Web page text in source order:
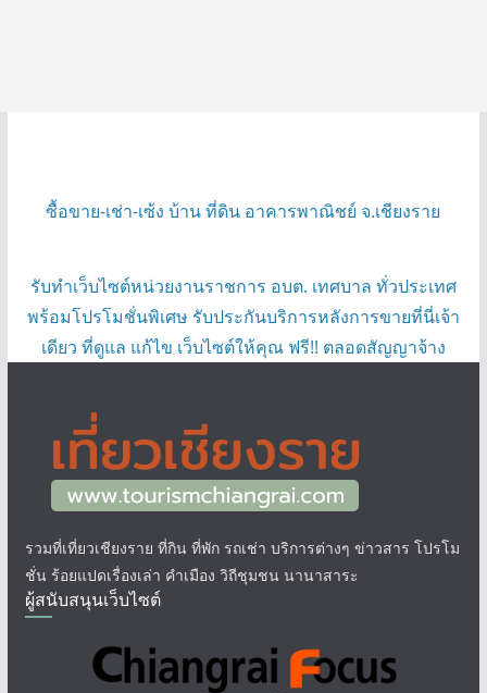
ซื้อขาย-เช่า-เซ้ง บ้าน ที่ดิน อาคารพาณิชย์ จ.เชียงราย
รับทำเว็บไซต์หน่วยงานราชการ อบต. เทศบาล ทั่วประเทศ
พร้อมโปรโมชั่นพิเศษ รับประกันบริการหลังการขายที่นี่เจ้า
เดียว ที่ดูแล แก้ไข เว็บไซต์ให้คุณ ฟรี!! ตลอดสัญญาจ้าง
รวมที่เที่ยวเชียงราย ที่กิน ที่พัก รถเช่า บริการต่างๆ ข่าวสาร โปรโม
ชั่น ร้อยแปดเรื่องเล่า คำเมือง วิถีชุมชน นานาสาระ
ผู้สนับสนุนเว็บไซต์